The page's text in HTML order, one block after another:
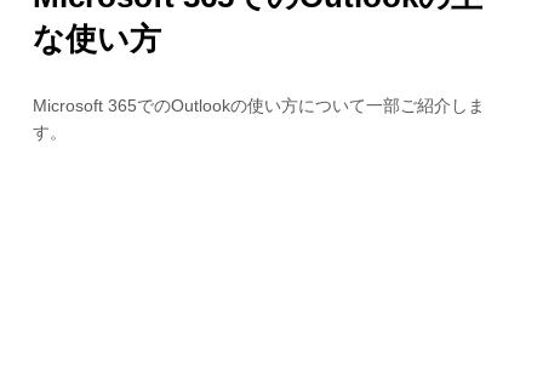
な使い方
Microsoft 365でのOutlookの使い方について一部ご紹介しま
す。